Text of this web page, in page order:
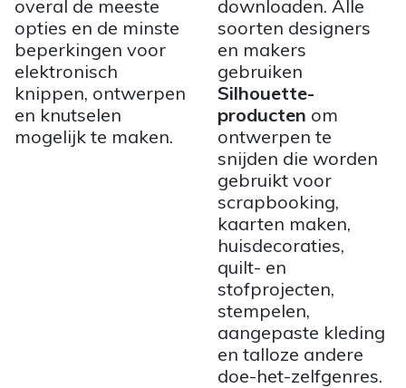
overal de meeste
opties en de minste
beperkingen voor
elektronisch
knippen, ontwerpen
en knutselen
mogelijk te maken.
downloaden. Alle
soorten designers
en makers
gebruiken
Silhouette-
producten om
ontwerpen te
snijden die worden
gebruikt voor
scrapbooking,
kaarten maken,
huisdecoraties,
quilt- en
stofprojecten,
stempelen,
aangepaste kleding
en talloze andere
doe-het-zelfgenres.